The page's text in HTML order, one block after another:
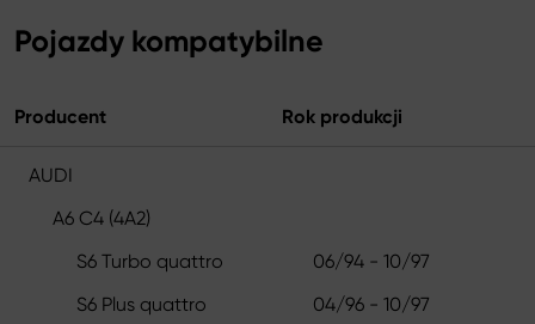
Pojazdy kompatybilne
Producent Rok produkcji
AUDI
A6 C4 (4A2)
S6 Turbo quattro
06/94 - 10/97
S6 Plus quattro
04/96 - 10/97